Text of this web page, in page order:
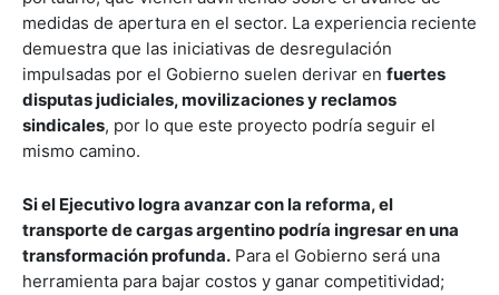
medidas de apertura en el sector. La experiencia reciente
demuestra que las iniciativas de desregulación
impulsadas por el Gobierno suelen derivar en fuertes
disputas judiciales, movilizaciones y reclamos
sindicales, por lo que este proyecto podría seguir el
mismo camino.
Si el Ejecutivo logra avanzar con la reforma, el
transporte de cargas argentino podría ingresar en una
transformación profunda. Para el Gobierno será una
herramienta para bajar costos y ganar competitividad;